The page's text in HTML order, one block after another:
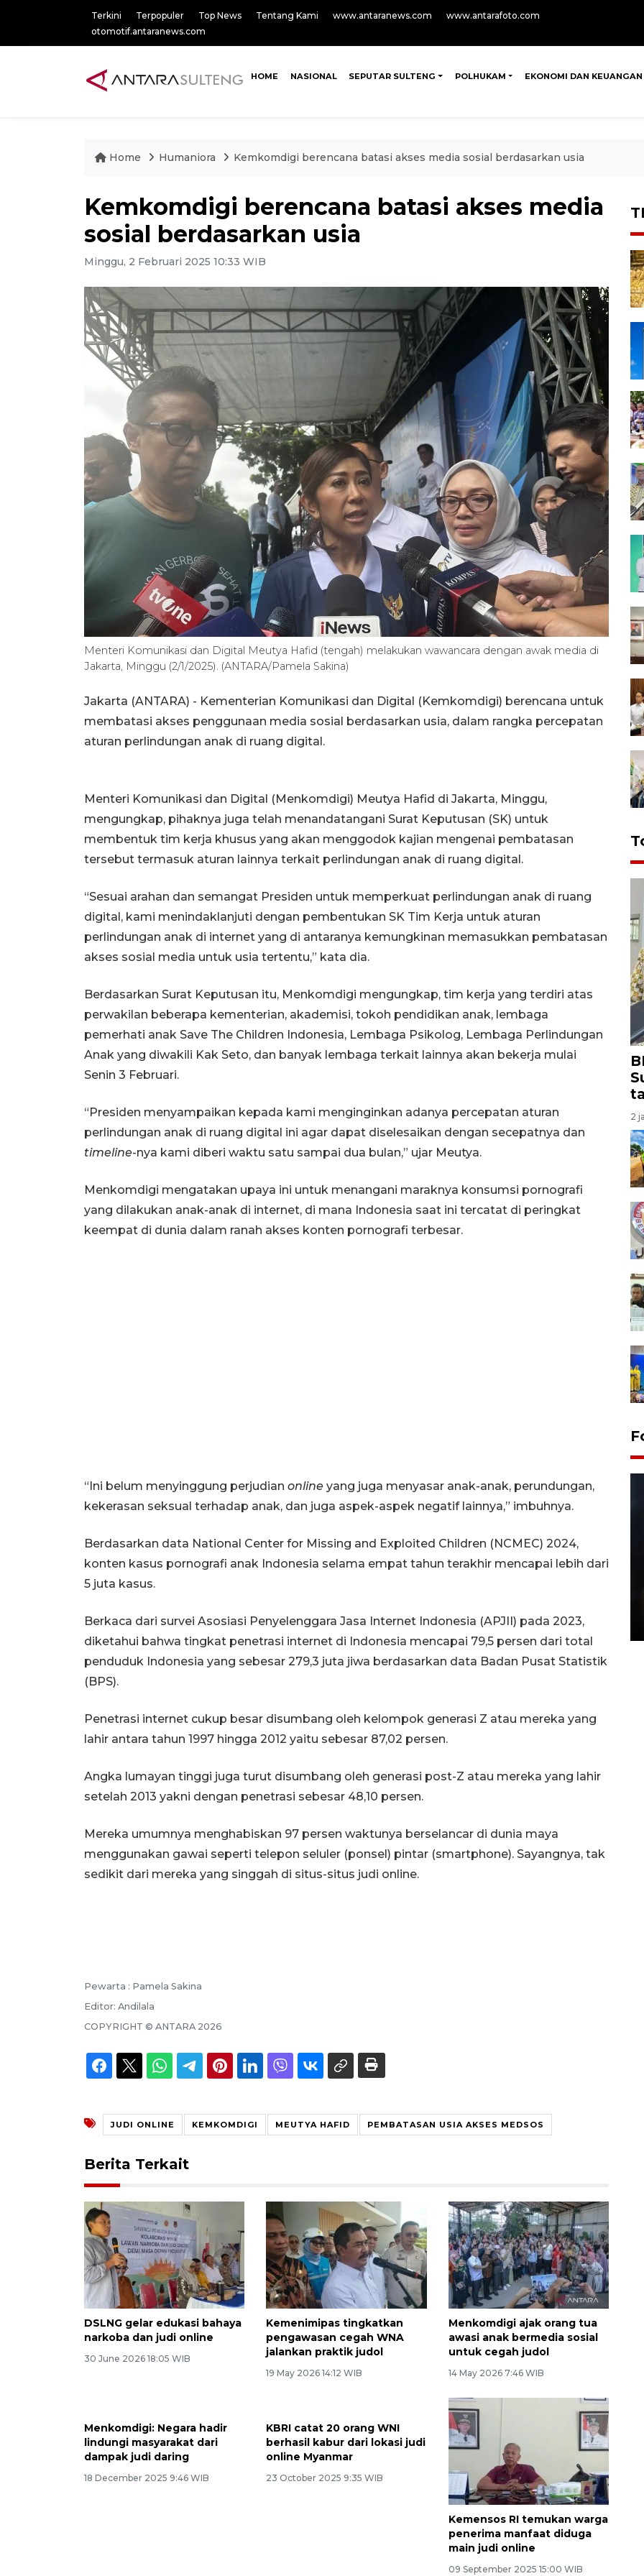
Terkini Terpopuler Top News Tentang Kami www.antaranews.com
www.antarafoto.com
otomotif.antaranews.com
HOME NASIONAL SEPUTAR SULTENG POLHUKAM EKONOMI DAN KEUANGAN
Home Humaniora Kemkomdigi berencana batasi akses media sosial berdasarkan usia
Kemkomdigi berencana batasi akses media
sosial berdasarkan usia
Minggu, 2 Februari 2025 10:33 WIB
Menteri Komunikasi dan Digital Meutya Hafid (tengah) melakukan wawancara dengan awak media di
Jakarta, Minggu (2/1/2025). (ANTARA/Pamela Sakina)
Jakarta (ANTARA) - Kementerian Komunikasi dan Digital (Kemkomdigi) berencana untuk
membatasi akses penggunaan media sosial berdasarkan usia, dalam rangka percepatan
aturan perlindungan anak di ruang digital.
Menteri Komunikasi dan Digital (Menkomdigi) Meutya Hafid di Jakarta, Minggu,
mengungkap, pihaknya juga telah menandatangani Surat Keputusan (SK) untuk
membentuk tim kerja khusus yang akan menggodok kajian mengenai pembatasan
tersebut termasuk aturan lainnya terkait perlindungan anak di ruang digital.
“Sesuai arahan dan semangat Presiden untuk memperkuat perlindungan anak di ruang
digital, kami menindaklanjuti dengan pembentukan SK Tim Kerja untuk aturan
perlindungan anak di internet yang di antaranya kemungkinan memasukkan pembatasan
akses sosial media untuk usia tertentu,” kata dia.
Berdasarkan Surat Keputusan itu, Menkomdigi mengungkap, tim kerja yang terdiri atas
perwakilan beberapa kementerian, akademisi, tokoh pendidikan anak, lembaga
pemerhati anak Save The Children Indonesia, Lembaga Psikolog, Lembaga Perlindungan
Anak yang diwakili Kak Seto, dan banyak lembaga terkait lainnya akan bekerja mulai
Senin 3 Februari.
“Presiden menyampaikan kepada kami menginginkan adanya percepatan aturan
perlindungan anak di ruang digital ini agar dapat diselesaikan dengan secepatnya dan
timeline-nya kami diberi waktu satu sampai dua bulan,” ujar Meutya.
Menkomdigi mengatakan upaya ini untuk menangani maraknya konsumsi pornografi
yang dilakukan anak-anak di internet, di mana Indonesia saat ini tercatat di peringkat
keempat di dunia dalam ranah akses konten pornografi terbesar.
“Ini belum menyinggung perjudian online yang juga menyasar anak-anak, perundungan,
kekerasan seksual terhadap anak, dan juga aspek-aspek negatif lainnya,” imbuhnya.
Berdasarkan data National Center for Missing and Exploited Children (NCMEC) 2024,
konten kasus pornografi anak Indonesia selama empat tahun terakhir mencapai lebih dari
5 juta kasus.
Berkaca dari survei Asosiasi Penyelenggara Jasa Internet Indonesia (APJII) pada 2023,
diketahui bahwa tingkat penetrasi internet di Indonesia mencapai 79,5 persen dari total
penduduk Indonesia yang sebesar 279,3 juta jiwa berdasarkan data Badan Pusat Statistik
(BPS).
Penetrasi internet cukup besar disumbang oleh kelompok generasi Z atau mereka yang
lahir antara tahun 1997 hingga 2012 yaitu sebesar 87,02 persen.
Angka lumayan tinggi juga turut disumbang oleh generasi post-Z atau mereka yang lahir
setelah 2013 yakni dengan penetrasi sebesar 48,10 persen.
Mereka umumnya menghabiskan 97 persen waktunya berselancar di dunia maya
menggunakan gawai seperti telepon seluler (ponsel) pintar (smartphone). Sayangnya, tak
sedikit dari mereka yang singgah di situs-situs judi online.
Pewarta : Pamela Sakina
Editor: Andilala
COPYRIGHT © ANTARA 2026
JUDI ONLINE KEMKOMDIGI MEUTYA HAFID PEMBATASAN USIA AKSES MEDSOS
Berita Terkait
DSLNG gelar edukasi bahaya
narkoba dan judi online
30 June 2026 18:05 WIB
Kemenimipas tingkatkan
pengawasan cegah WNA
jalankan praktik judol
19 May 2026 14:12 WIB
Menkomdigi ajak orang tua
awasi anak bermedia sosial
untuk cegah judol
14 May 2026 7:46 WIB
Menkomdigi: Negara hadir
lindungi masyarakat dari
dampak judi daring
18 December 2025 9:46 WIB
KBRI catat 20 orang WNI
berhasil kabur dari lokasi judi
online Myanmar
23 October 2025 9:35 WIB
Kemensos RI temukan warga
penerima manfaat diduga
main judi online
09 September 2025 15:00 WIB
2
15 July 2026 14:08 WIB